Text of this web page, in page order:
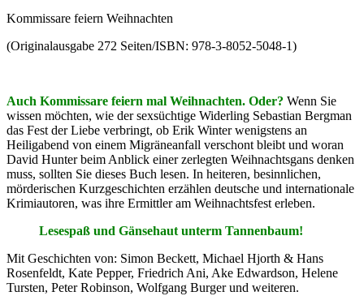
Kommissare feiern Weihnachten
(Originalausgabe 272 Seiten/ISBN: 978-3-8052-5048-1)
Auch Kommissare feiern mal Weihnachten. Oder? Wenn Sie
wissen möchten, wie der sexsüchtige Widerling Sebastian Bergman
das Fest der Liebe verbringt, ob Erik Winter wenigstens an
Heiligabend von einem Migräneanfall verschont bleibt und woran
David Hunter beim Anblick einer zerlegten Weihnachtsgans denken
muss, sollten Sie dieses Buch lesen. In heiteren, besinnlichen,
mörderischen Kurzgeschichten erzählen deutsche und internationale
Krimiautoren, was ihre Ermittler am Weihnachtsfest erleben.
Lesespaß und Gänsehaut unterm Tannenbaum!
Mit Geschichten von: Simon Beckett, Michael Hjorth & Hans
Rosenfeldt, Kate Pepper, Friedrich Ani, Ake Edwardson, Helene
Tursten, Peter Robinson, Wolfgang Burger und weiteren.